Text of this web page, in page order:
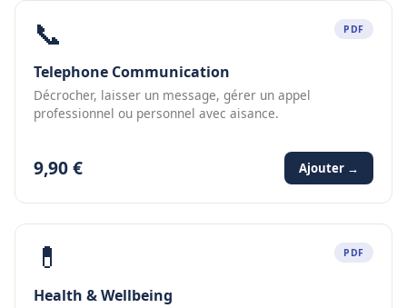
📞 PDF
Telephone Communication
Décrocher, laisser un message, gérer un appel
professionnel ou personnel avec aisance.
9,90 € Ajouter →
💊 PDF
Health & Wellbeing